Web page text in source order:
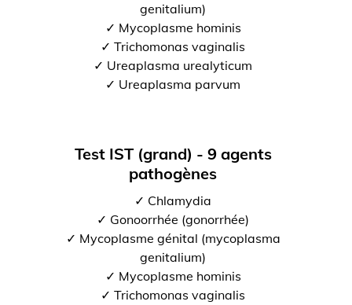
genitalium)
✓ Mycoplasme hominis
✓ Trichomonas vaginalis
✓ Ureaplasma urealyticum
✓ Ureaplasma parvum
Test IST (grand) - 9 agents
pathogènes
✓ Chlamydia
✓ Gonoorrhée (gonorrhée)
✓ Mycoplasme génital (mycoplasma
genitalium)
✓ Mycoplasme hominis
✓ Trichomonas vaginalis